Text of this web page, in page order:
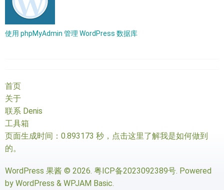
使用 phpMyAdmin 管理 WordPress 数据库
首页
关于
联系 Denis
工具箱
页面生成时间：0.893173 秒， 点击这里了解我是如何做到
的。
WordPress 果酱 © 2026. 粤ICP备2023092389号. Powered
by WordPress & WPJAM Basic.